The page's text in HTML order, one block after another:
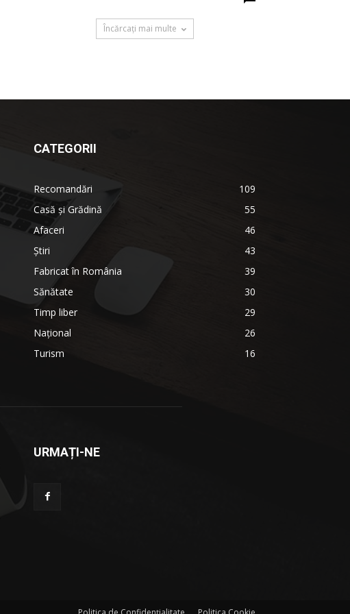
Încărcați mai multe
CATEGORII
Recomandări
109
Casă şi Grădină
55
Afaceri
46
Ştiri
43
Fabricat în România
39
Sănătate
30
Timp liber
29
Național
26
Turism
16
URMAȚI-NE